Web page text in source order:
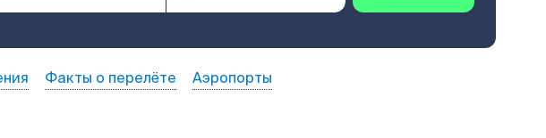
Факты о перелёте Аэропорты